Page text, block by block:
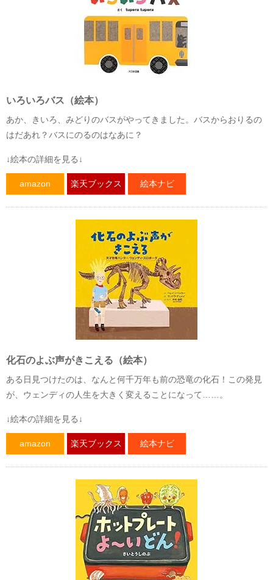
いろいろバス（絵本）
あか、きいろ、みどりのバスがやってきました。バスからおりるの
はだあれ？バスにのるのはなあに？
↓絵本の詳細を見る↓
amazon 楽天ブックス 絵本ナビ
化石のよぶ声がきこえる（絵本）
ある日見つけたのは、なんと何千万年も前の恐竜の化石！この発見
が、ウェンディの人生を大きく変えることになって……。
↓絵本の詳細を見る↓
amazon 楽天ブックス 絵本ナビ